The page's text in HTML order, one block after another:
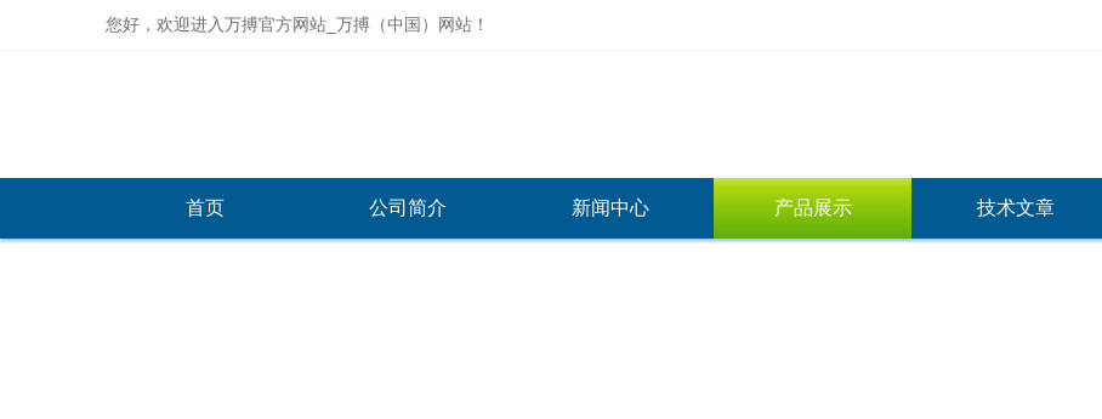
您好，欢迎进入万搏官方网站_万搏（中国）网站！
首页 公司简介 新闻中心 产品展示 技术文章